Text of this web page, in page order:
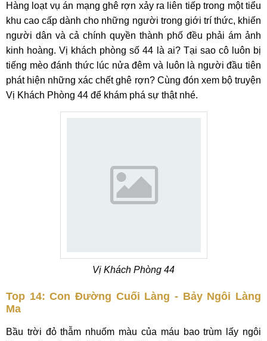
Hàng loạt vụ án mạng ghê rợn xảy ra liên tiếp trong một tiểu
khu cao cấp dành cho những người trong giới trí thức, khiến
người dân và cả chính quyền thành phố đều phải ám ảnh
kinh hoàng. Vị khách phòng số 44 là ai? Tại sao cô luôn bị
tiếng mèo đánh thức lúc nửa đêm và luôn là người đầu tiên
phát hiện những xác chết ghê rợn? Cùng đón xem bộ truyện
Vị Khách Phòng 44 để khám phá sự thật nhé.
Vị Khách Phòng 44
Top 14: Con Đường Cuối Làng - Bảy Ngôi Làng
Ma
Bầu trời đỏ thẫm nhuốm màu của máu bao trùm lấy ngôi